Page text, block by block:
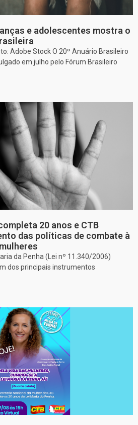
e adolescentes mostra o
Adobe Stock O 20º Anuário Brasileiro
em julho pelo Fórum Brasileiro
20 anos e CTB
das políticas de combate à
da Penha (Lei nº 11.340/2006)
dos principais instrumentos